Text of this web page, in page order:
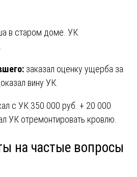
в старом доме. УК
заказал оценку ущерба за
вину УК.
с УК 350 000 руб. + 20 000
УК отремонтировать кровлю.
на частые вопросы